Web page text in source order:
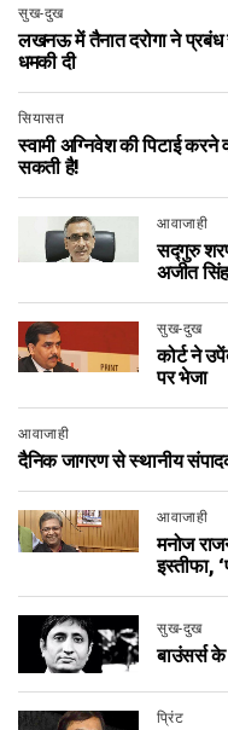
सुख-दुख
लखनऊ में तैनात दरोगा ने
धमकी दी
सियासत
स्वामी अग्निवेश की पिटाई करने
सकती है!
आवाजाही
सद्गुरु
अजीत
सुख-दुख
कोर्ट ने
पर भेजा
आवाजाही
दैनिक जागरण से स्थानीय
आवाजाही
मनोज
इस्तीफा,
सुख-दुख
बाउंसर्स
प्रिंट